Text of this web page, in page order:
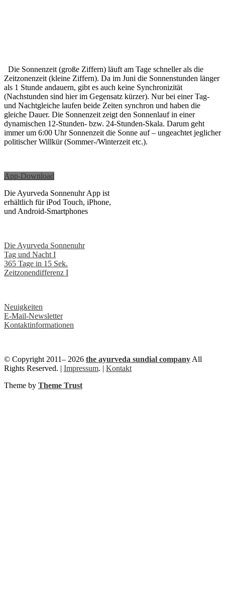
Die Sonnenzeit (große Ziffern) läuft am Tage schneller als die
Zeitzonenzeit (kleine Ziffern). Da im Juni die Sonnenstunden länger
als 1 Stunde andauern, gibt es auch keine Synchronizität
(Nachstunden sind hier im Gegensatz kürzer). Nur bei einer Tag-
und Nachtgleiche laufen beide Zeiten synchron und haben die
gleiche Dauer. Die Sonnenzeit zeigt den Sonnenlauf in einer
dynamischen 12-Stunden- bzw. 24-Stunden-Skala. Darum geht
immer um 6:00 Uhr Sonnenzeit die Sonne auf – ungeachtet jeglicher
politischer Willkür (Sommer-/Winterzeit etc.).
App-Download
Die Ayurveda Sonnenuhr App ist
erhältlich für iPod Touch, iPhone,
und Android-Smartphones
Die Ayurveda Sonnenuhr
Tag und Nacht I
365 Tage in 15 Sek.
Zeitzonendifferenz I
Neuigkeiten
E-Mail-Newsletter
Kontaktinformationen
© Copyright 2011– 2026 the ayurveda sundial company All
Rights Reserved. | Impressum. | Kontakt
Theme by Theme Trust